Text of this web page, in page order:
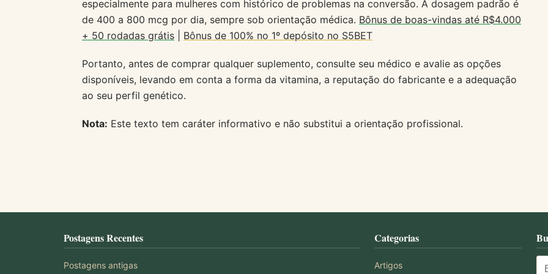
especialmente para mulheres com histórico de problemas na conversão. A dosagem padrão é
de 400 a 800 mcg por dia, sempre sob orientação médica. Bônus de boas-vindas até R$4.000
+ 50 rodadas grátis
Bônus de 100% no 1º depósito no S5BET
Portanto, antes de comprar qualquer suplemento, consulte seu médico e avalie as opções
disponíveis, levando em conta a forma da vitamina, a reputação do fabricante e a adequação
ao seu perfil genético.
Nota: Este texto tem caráter informativo e não substitui a orientação profissional.
Postagens Recentes
Postagens antigas
Categorias
Artigos